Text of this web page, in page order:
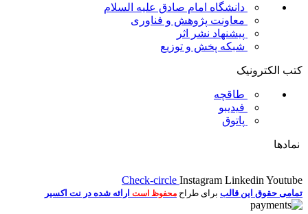
دانشگاه امام صادق علیه السلام
معاونت پژوهش و فناوری
پیشنهاد نشر اثر
شبکه پخش و توزیع
کتب الکترونیک
طاقچه
فیدیبو
پاتوق
نمادها
Check-circle Instagram Linkedin Youtube
تمامی حقوق این قالب برای طراح محفوظ است ارائه شده در نت اکسیر